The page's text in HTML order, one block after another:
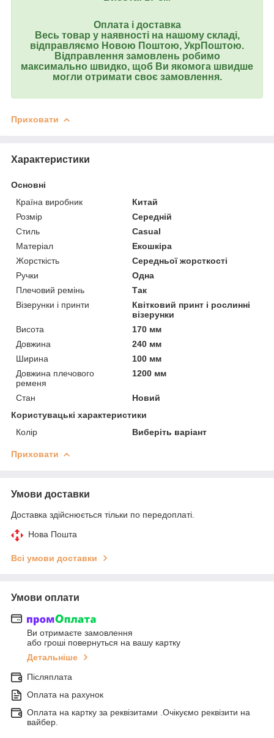
Оплата і доставка
Весь товар у наявності на нашому складі,
відправляємо Новою Поштою, УкрПоштою.
Відправлення замовлень робимо
максимально швидко, щоб Ви якомога швидше
могли отримати своє замовлення.
Приховати
Характеристики
Основні
Країна виробник
Китай
Розмір
Середній
Стиль
Casual
Матеріал
Екошкіра
Жорсткість
Середньої жорсткості
Ручки
Одна
Плечовий ремінь
Так
Візерунки і принти
Квітковий принт і рослинні
візерунки
Висота
170 мм
Довжина
240 мм
Ширина
100 мм
Довжина плечового
ременя
1200 мм
Стан
Новий
Користувацькi характеристики
Колір
Виберіть варіант
Приховати
Умови доставки
Доставка здійснюється тільки по передоплаті.
Нова Пошта
Всі умови доставки
Умови оплати
Ви отримаєте замовлення
або гроші повернуться на вашу картку
Детальніше
Післяплата
Оплата на рахунок
Оплата на картку за реквізитами .Очікуємо реквізити на
вайбер.